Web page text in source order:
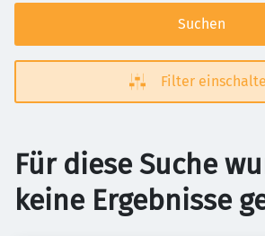
Suchen
Filter
Für diese Suche
keine Ergebnisse